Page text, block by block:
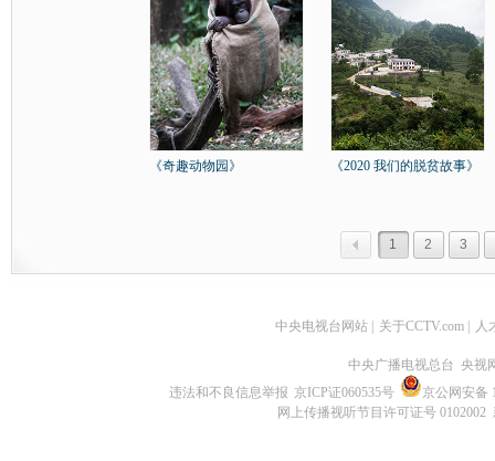
《奇趣动物园》 《2020 我们的脱贫故事》
1 2 3
中央电视台网站 关于CCTV.com 人
中央广播电视总台 央视
违法和不良信息举报 京ICP证060535号
京公网安备
网上传播视听节目许可证号 0102002